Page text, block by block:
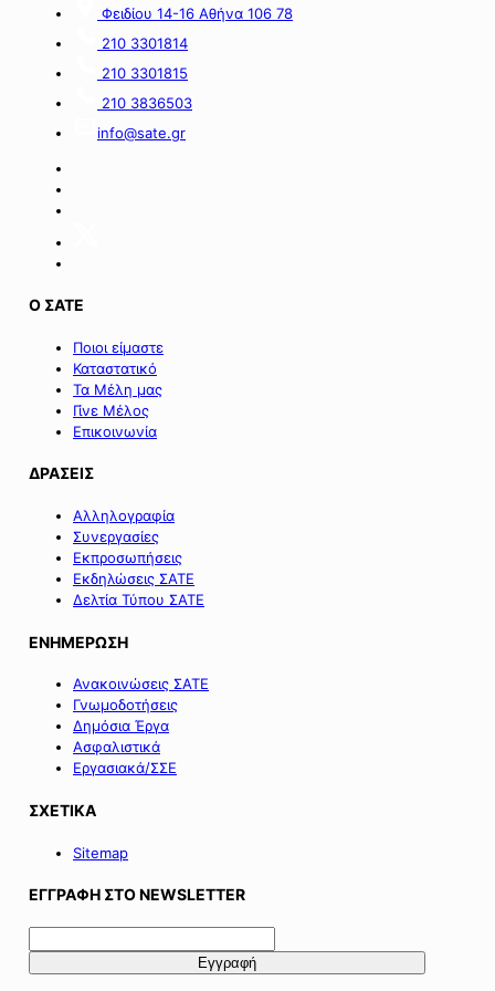
πόρους
Πράσινου
Ταμείου».
ειδικού
στήριξης
Φειδίου 14-16 Αθήνα 106 78
210 3301814
210 3301815
210 3836503
info@sate.gr
Ο ΣΑΤΕ
Ποιοι είμαστε
Καταστατικό
Τα Μέλη μας
Γίνε Μέλος
Επικοινωνία
ΔΡΑΣΕΙΣ
Αλληλογραφία
Συνεργασίες
Εκπροσωπήσεις
Εκδηλώσεις ΣΑΤΕ
Δελτία Τύπου ΣΑΤΕ
ΕΝΗΜΕΡΩΣΗ
Ανακοινώσεις ΣΑΤΕ
Γνωμοδοτήσεις
Δημόσια Έργα
Ασφαλιστικά
Εργασιακά/ΣΣΕ
ΣΧΕΤΙΚΑ
Sitemap
ΕΓΓΡΑΦΗ ΣΤΟ NEWSLETTER